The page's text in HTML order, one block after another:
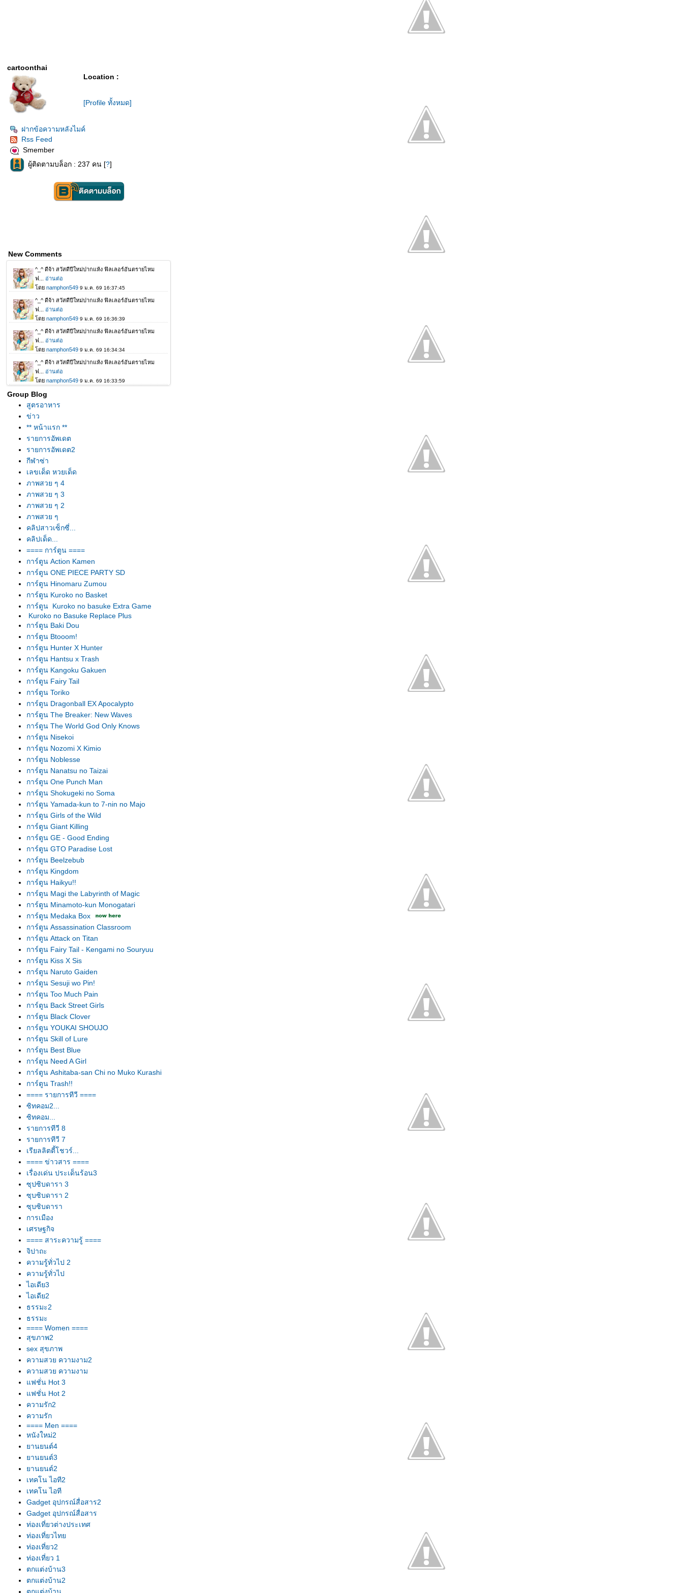
cartoonthai
Location :
[Profile ทั้งหมด]
ฝากข้อความหลังไมค์
Rss Feed
Smember
ผู้ติดตามบล็อก : 237 คน [?]
New Comments
Group Blog
สูตรอาหาร
ข่าว
** หน้าแรก **
รายการอัพเดต
รายการอัพเดต2
กีฬาซ่า
เลขเด็ด หวยเด็ด
ภาพสวย ๆ 4
ภาพสวย ๆ 3
ภาพสวย ๆ 2
ภาพสวย ๆ
คลิปสาวเซ็กซี่...
คลิปเด็ด...
==== การ์ตูน ====
การ์ตูน Action Kamen
การ์ตูน ONE PIECE PARTY SD
การ์ตูน Hinomaru Zumou
การ์ตูน Kuroko no Basket
การ์ตูน Kuroko no basuke Extra Game
Kuroko no Basuke Replace Plus
การ์ตูน Baki Dou
การ์ตูน Btooom!
การ์ตูน Hunter X Hunter
การ์ตูน Hantsu x Trash
การ์ตูน Kangoku Gakuen
การ์ตูน Fairy Tail
การ์ตูน Toriko
การ์ตูน Dragonball EX Apocalypto
การ์ตูน The Breaker: New Waves
การ์ตูน The World God Only Knows
การ์ตูน Nisekoi
การ์ตูน Nozomi X Kimio
การ์ตูน Noblesse
การ์ตูน Nanatsu no Taizai
การ์ตูน One Punch Man
การ์ตูน Shokugeki no Soma
การ์ตูน Yamada-kun to 7-nin no Majo
การ์ตูน Girls of the Wild
การ์ตูน Giant Killing
การ์ตูน GE - Good Ending
การ์ตูน GTO Paradise Lost
การ์ตูน Beelzebub
การ์ตูน Kingdom
การ์ตูน Haikyu!!
การ์ตูน Magi the Labyrinth of Magic
การ์ตูน Minamoto-kun Monogatari
การ์ตูน Medaka Box
การ์ตูน Assassination Classroom
การ์ตูน Attack on Titan
การ์ตูน Fairy Tail - Kengami no Souryuu
การ์ตูน Kiss X Sis
การ์ตูน Naruto Gaiden
การ์ตูน Sesuji wo Pin!
การ์ตูน Too Much Pain
การ์ตูน Back Street Girls
การ์ตูน Black Clover
การ์ตูน YOUKAI SHOUJO
การ์ตูน Skill of Lure
การ์ตูน Best Blue
การ์ตูน Need A Girl
การ์ตูน Ashitaba-san Chi no Muko Kurashi
การ์ตูน Trash!!
==== รายการทีวี ====
ซิทคอม2...
ซิทคอม...
รายการทีวี 8
รายการทีวี 7
เรียลลิตตี้โชวร์...
==== ข่าวสาร ====
เรื่องเด่น ประเด็นร้อน3
ซุปซิบดารา 3
ซุบซิบดารา 2
ซุบซิบดารา
การเมือง
เศรษฐกิจ
==== สาระความรู้ ====
จิปาถะ
ความรู้ทั่วไป 2
ความรู้ทั่วไป
ไอเดีย3
ไอเดีย2
ธรรมะ2
ธรรมะ
==== Women ====
สุขภาพ2
sex สุขภาพ
ความสวย ความงาม2
ความสวย ความงาม
ฟชั่น Hot 3
ฟชั่น Hot 2
ความรัก2
ความรัก
==== Men ====
หนังใหม่2
านยนต์4
านยนต์3
านยนต์2
เทคโน ไอที2
เทคโน ไอที
Gadget อุปกรณ์สื่อสาร2
Gadget อุปกรณ์สื่อสาร
ท่องเที่ยวต่างประเทศ
ท่องเที่ยวไท
ท่องเที่ยว2
ท่องเที่ยว 1
ตกแต่งบ้าน3
ตกแต่งบ้าน2